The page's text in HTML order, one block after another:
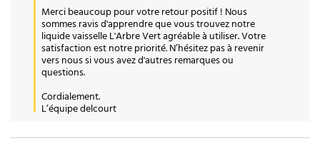
Merci beaucoup pour votre retour positif ! Nous
sommes ravis d'apprendre que vous trouvez notre
liquide vaisselle L'Arbre Vert agréable à utiliser. Votre
satisfaction est notre priorité. N’hésitez pas à revenir
vers nous si vous avez d'autres remarques ou
questions.
Cordialement.
L’équipe delcourt